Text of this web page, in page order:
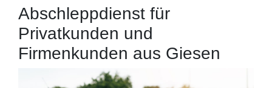
Abschleppdienst für
Privatkunden und
Firmenkunden aus Giesen